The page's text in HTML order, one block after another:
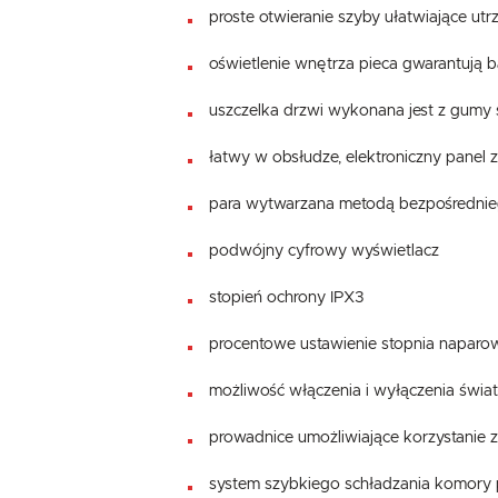
proste otwieranie szyby ułatwiające
oświetlenie wnętrza pieca gwarantują
uszczelka drzwi wykonana jest z
łatwy w obsłudze, elektroniczny
para wytwarzana metodą
podwójny cyfrowy wyświetlacz
stopień ochrony IPX3
procentowe ustawienie stopnia
możliwość włączenia i wyłączenia
prowadnice umożliwiające korzystanie
system szybkiego schładzania komory